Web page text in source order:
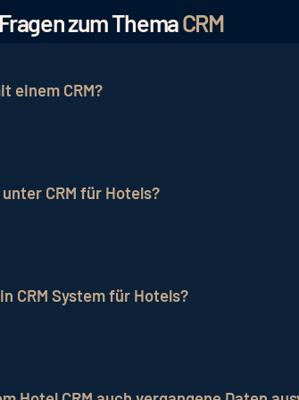
zum ThemaCRM
einem CRM?
übersichtlich zu ordnen und
CRM für Hotels?
Kanäle wie Facebook oder
CRM System für Hotels?